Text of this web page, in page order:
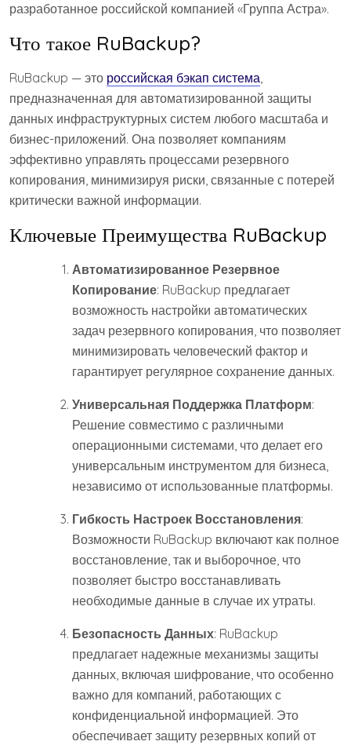
разработанное российской компанией «Группа Астра».
Что такое RuBackup?
RuBackup — это российская бэкап система,
предназначенная для автоматизированной защиты
данных инфраструктурных систем любого масштаба и
бизнес-приложений. Она позволяет компаниям
эффективно управлять процессами резервного
копирования, минимизируя риски, связанные с потерей
критически важной информации.
Ключевые Преимущества RuBackup
Автоматизированное Резервное
Копирование: RuBackup предлагает
возможность настройки автоматических
задач резервного копирования, что позволяет
минимизировать человеческий фактор и
гарантирует регулярное сохранение данных.
Универсальная Поддержка Платформ:
Решение совместимо с различными
операционными системами, что делает его
универсальным инструментом для бизнеса,
независимо от использованные платформы.
Гибкость Настроек Восстановления:
Возможности RuBackup включают как полное
восстановление, так и выборочное, что
позволяет быстро восстанавливать
необходимые данные в случае их утраты.
Безопасность Данных: RuBackup
предлагает надежные механизмы защиты
данных, включая шифрование, что особенно
важно для компаний, работающих с
конфиденциальной информацией. Это
обеспечивает защиту резервных копий от